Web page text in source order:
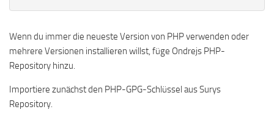
Wenn du immer die neueste Version von PHP verwenden oder
mehrere Versionen installieren willst, füge Ondrejs PHP-
Repository hinzu.
Importiere zunächst den PHP-GPG-Schlüssel aus Surys
Repository.